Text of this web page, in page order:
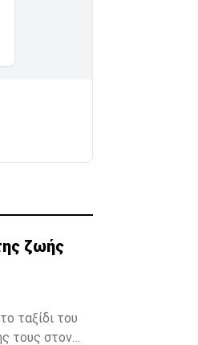
ζωής
ταξίδι του
τους στον